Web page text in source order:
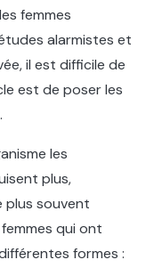
femmes
alarmistes et
il est difficile de
est de poser les
les
plus,
souvent
qui ont
formes :